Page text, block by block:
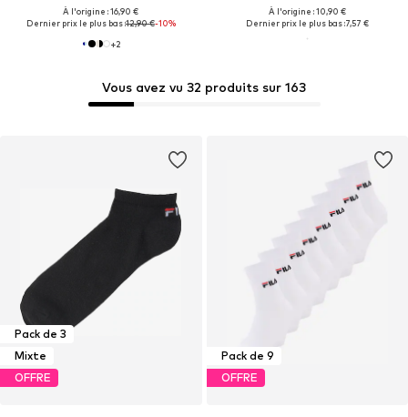
Vous avez vu 32 produits sur 163
À l'origine : 16,90 €
Dernier prix le plus bas :12,90 €-10%
+2
À l'origine : 10,90 €
Dernier prix le plus bas :7,57 €
Pack de 3
Mixte
OFFRE
Pack de 9
OFFRE